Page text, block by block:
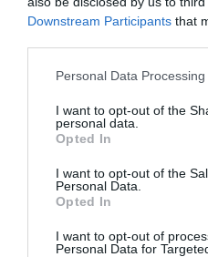
Downstream Participants that
Please note that this website/
not limited to your visit or
grant or deny consent to
use your data for below
consent section.
Personal Data
I want to opt-out of the
personal data.
Opted In
I want to opt-out of the
Personal Data.
Opted In
I want to opt-out of
Personal Data for
4. Szőkéknek a kéket és a